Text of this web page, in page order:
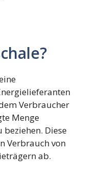
Verbraucher
Menge
beziehen. Diese
Verbrauch von
ab.